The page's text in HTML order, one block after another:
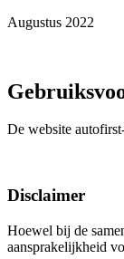
Augustus 2022
De website
Disclaimer
Hoewel bij de
aansprakelijkheid